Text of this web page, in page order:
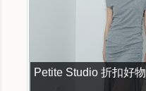
Petite Studio 折扣好物